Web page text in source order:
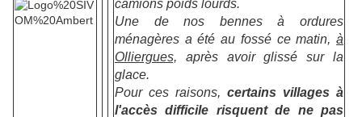
camions poids lourds.
Une de nos bennes à ordures
ménagères a été au fossé ce matin, à
Olliergues, après avoir glissé sur la
glace.
Pour ces raisons, certains villages à
l'accès difficile risquent de ne pas